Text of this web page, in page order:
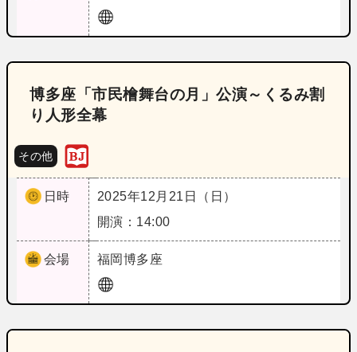
博多座「市民檜舞台の月」公演～くるみ割
り人形全幕
その他
日時
2025年12月21日（日）
開演：14:00
会場 福岡 博多座